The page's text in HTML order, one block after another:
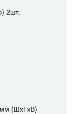
2шт.
(ШхГхВ)